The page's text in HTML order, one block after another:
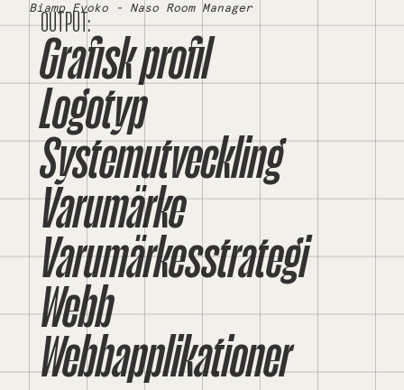
Biamp Evoko - Naso Room Manager
OUTPUT:
Grafisk profil
Logotyp
Systemutveckling
Varumärke
Varumärkesstrategi
Webb
Webbapplikationer